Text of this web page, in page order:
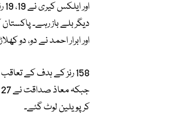
اور ابرار احمد نے دو،
کر پویلین لوٹ گئے۔